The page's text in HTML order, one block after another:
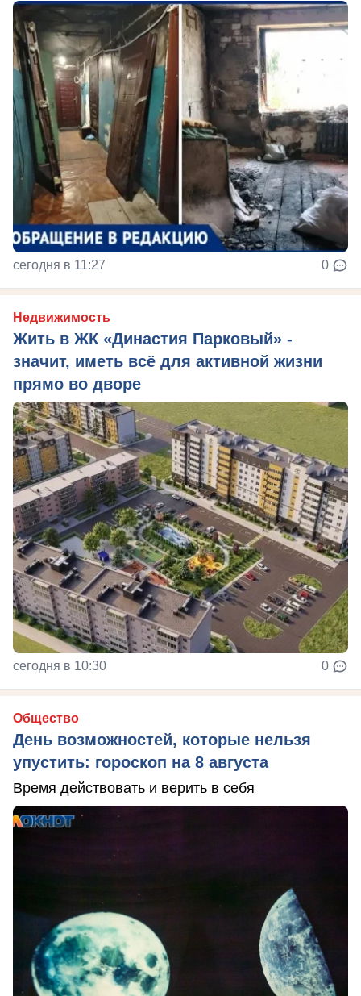
сегодня в 11:27 0
Недвижимость
Жить в ЖК «Династия Парковый» -
значит, иметь всё для активной жизни
прямо во дворе
сегодня в 10:30 0
Общество
День возможностей, которые нельзя
упустить: гороскоп на 8 августа
Время действовать и верить в себя